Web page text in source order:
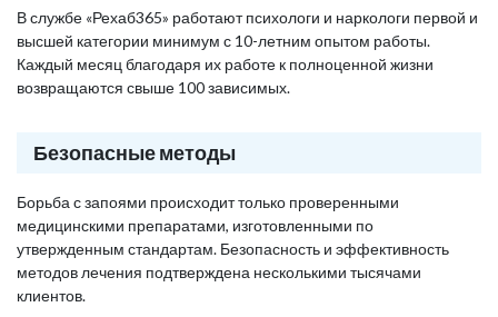
В службе «Рехаб365» работают психологи и наркологи первой и
высшей категории минимум с 10-летним опытом работы.
Каждый месяц благодаря их работе к полноценной жизни
возвращаются свыше 100 зависимых.
Безопасные методы
Борьба с запоями происходит только проверенными
медицинскими препаратами, изготовленными по
утвержденным стандартам. Безопасность и эффективность
методов лечения подтверждена несколькими тысячами
клиентов.